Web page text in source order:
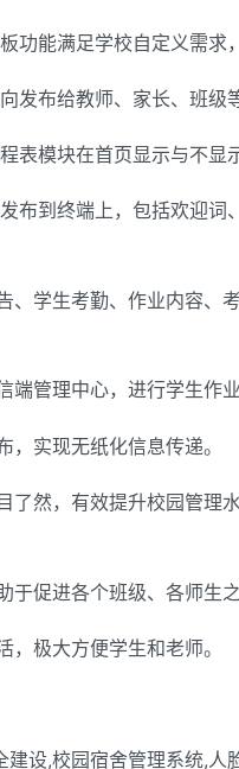
能满足学校自定义需求
布给教师、家长、班级
模块在首页显示与不显
到终端上，包括欢迎词
学生考勤、作业内容
管理中心，进行学生作
实现无纸化信息传递。
然，有效提升校园管理水
促进各个班级、各师生
极大方便学生和老师。
设,校园宿舍管理系统,